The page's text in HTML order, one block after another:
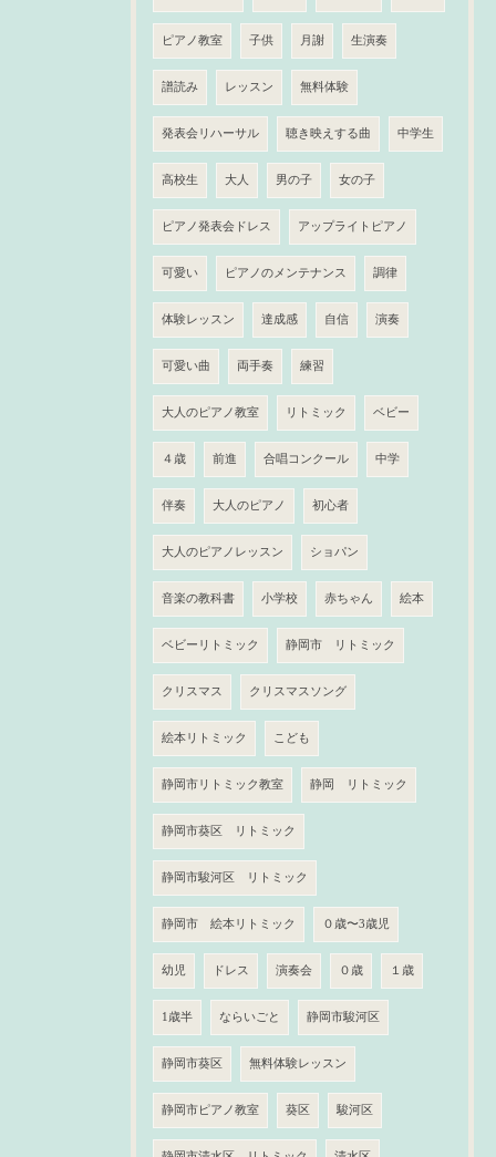
ピアノ教室 子供 月謝 生演奏
譜読み レッスン 無料体験
発表会リハーサル 聴き映えする曲 中学生
高校生 大人 男の子 女の子
ピアノ発表会ドレス アップライトピアノ
可愛い ピアノのメンテナンス 調律
体験レッスン 達成感 自信 演奏
可愛い曲 両手奏 練習
大人のピアノ教室 リトミック ベビー
４歳 前進 合唱コンクール 中学
伴奏 大人のピアノ 初心者
大人のピアノレッスン ショパン
音楽の教科書 小学校 赤ちゃん 絵本
ベビーリトミック 静岡市 リトミック
クリスマス クリスマスソング
絵本リトミック こども
静岡市リトミック教室 静岡 リトミック
静岡市葵区 リトミック
静岡市駿河区 リトミック
静岡市 絵本リトミック ０歳〜3歳児
幼児 ドレス 演奏会 ０歳 １歳
1歳半 ならいごと 静岡市駿河区
静岡市葵区 無料体験レッスン
静岡市ピアノ教室 葵区 駿河区